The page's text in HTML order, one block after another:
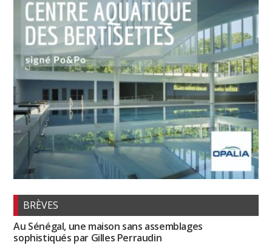
BRÈVES
Au Sénégal, une maison sans assemblages
sophistiqués par Gilles Perraudin